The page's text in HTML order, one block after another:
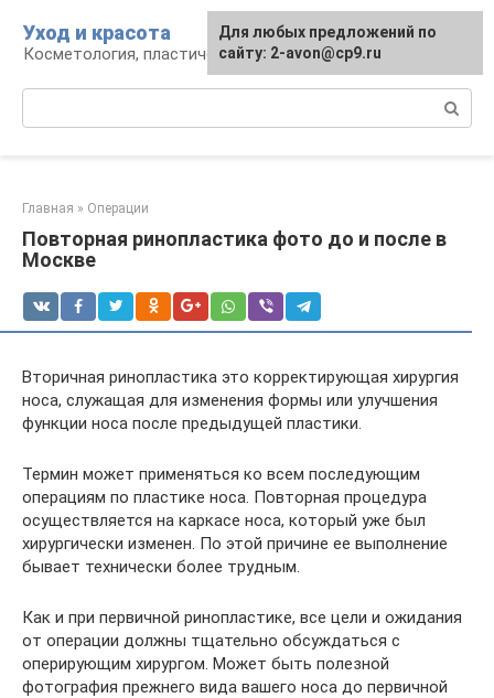
контенту
Уход и красота
Косметология, пластическая хирургия, уход
Главная » Операции
Повторная ринопластика фото до и после в
Москве
Вторичная ринопластика это корректирующая хирургия
носа, служащая для изменения формы или улучшения
функции носа после предыдущей пластики.
Термин может применяться ко всем последующим
операциям по пластике носа. Повторная процедура
осуществляется на каркасе носа, который уже был
хирургически изменен. По этой причине ее выполнение
бывает технически более трудным.
Как и при первичной ринопластике, все цели и ожидания
от операции должны тщательно обсуждаться с
оперирующим хирургом. Может быть полезной
фотография прежнего вида вашего носа до первичной
Для любых предложений по
сайту: 2-avon@cp9.ru